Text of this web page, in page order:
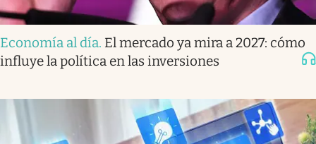
Economía al día. El mercado ya mira a 2027: cómo
influye la política en las inversiones